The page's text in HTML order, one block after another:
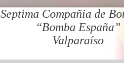
Septima Compañia de
“Bomba España”
Valparaíso